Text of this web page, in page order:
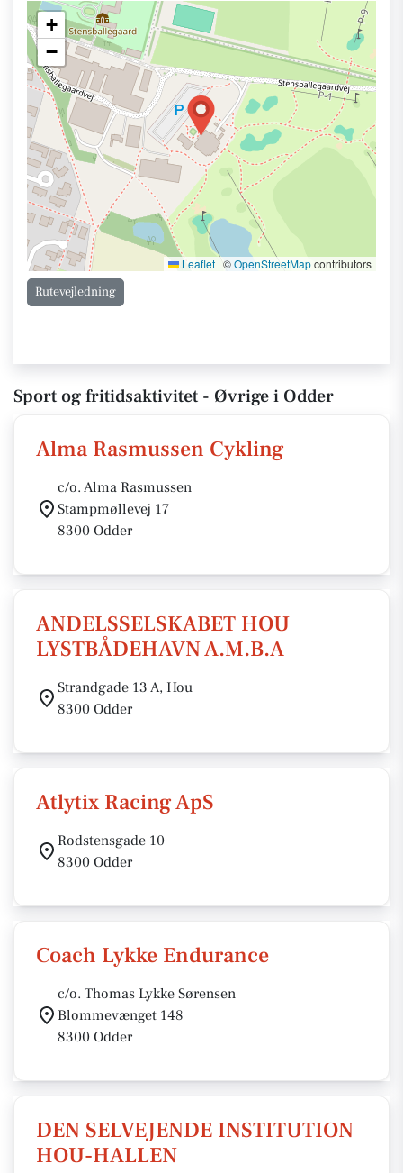
+
−
Leaflet | ©OpenStreetMapcontributors
Rutevejledning
Sport og fritidsaktivitet - Øvrige i Odder
Alma Rasmussen Cykling
c/o. Alma Rasmussen
Stampmøllevej 17
8300 Odder
ANDELSSELSKABET HOU
LYSTBÅDEHAVN A.M.B.A
Strandgade 13 A, Hou
8300 Odder
Atlytix Racing ApS
Rodstensgade 10
8300 Odder
Coach Lykke Endurance
c/o. Thomas Lykke Sørensen
Blommevænget 148
8300 Odder
DEN SELVEJENDE INSTITUTION
HOU-HALLEN